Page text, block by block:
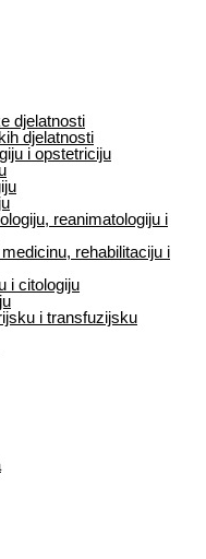
djelatnosti
djelatnosti
i opstetriciju
reanimatologiju i
rehabilitaciju i
i citologiju
i transfuzijsku